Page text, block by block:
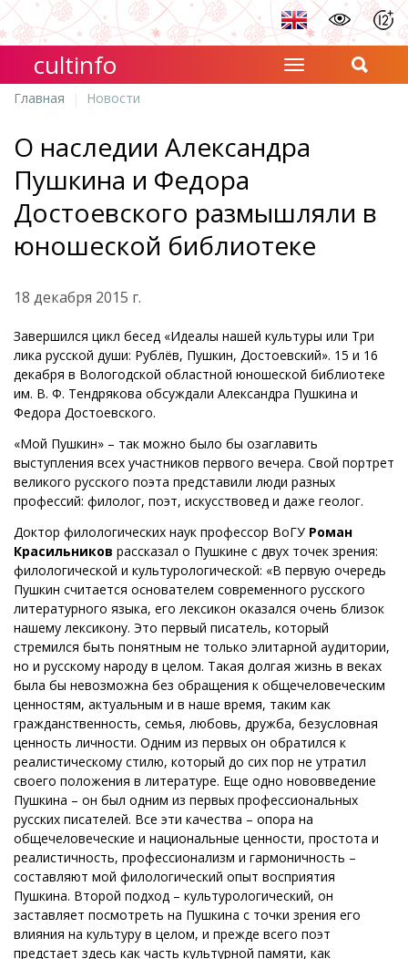
cultinfo
Главная Новости
О наследии Александра
Пушкина и Федора
Достоевского размышляли в
юношеской библиотеке
18 декабря 2015 г.
Завершился цикл бесед «Идеалы нашей культуры или Три
лика русской души: Рублёв, Пушкин, Достоевский». 15 и 16
декабря в Вологодской областной юношеской библиотеке
им. В. Ф. Тендрякова обсуждали Александра Пушкина и
Федора Достоевского.
«Мой Пушкин» – так можно было бы озаглавить
выступления всех участников первого вечера. Свой портрет
великого русского поэта представили люди разных
профессий: филолог, поэт, искусствовед и даже геолог.
Доктор филологических наук профессор ВоГУ Роман
Красильников рассказал о Пушкине с двух точек зрения:
филологической и культурологической: «В первую очередь
Пушкин считается основателем современного русского
литературного языка, его лексикон оказался очень близок
нашему лексикону. Это первый писатель, который
стремился быть понятным не только элитарной аудитории,
но и русскому народу в целом. Такая долгая жизнь в веках
была бы невозможна без обращения к общечеловеческим
ценностям, актуальным и в наше время, таким как
гражданственность, семья, любовь, дружба, безусловная
ценность личности. Одним из первых он обратился к
реалистическому стилю, который до сих пор не утратил
своего положения в литературе. Еще одно нововведение
Пушкина – он был одним из первых профессиональных
русских писателей. Все эти качества – опора на
общечеловеческие и национальные ценности, простота и
реалистичность, профессионализм и гармоничность –
составляют мой филологический опыт восприятия
Пушкина. Второй подход – культурологический, он
заставляет посмотреть на Пушкина с точки зрения его
влияния на культуру в целом, и прежде всего поэт
предстает здесь как часть культурной памяти, как